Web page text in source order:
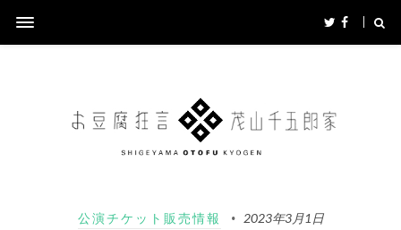
公演チケット販売情報 2023年3月1日